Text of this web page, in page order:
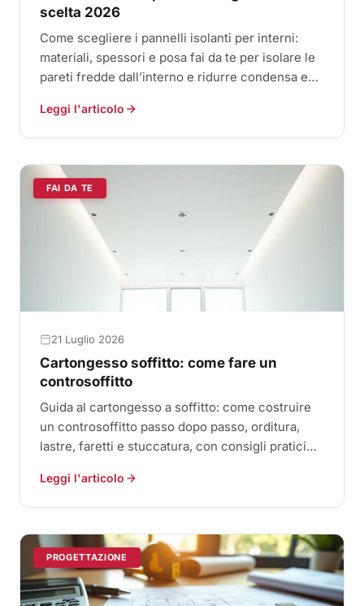
scelta 2026
Come scegliere i pannelli isolanti per interni:
materiali, spessori e posa fai da te per isolare le
pareti fredde dall’interno e ridurre condensa e
Leggi l'articolo
FAI DA TE
21 Luglio 2026
Cartongesso soffitto: come fare un
controsoffitto
Guida al cartongesso a soffitto: come costruire
un controsoffitto passo dopo passo, orditura,
lastre, faretti e stuccatura, con consigli pratici
Leggi l'articolo
PROGETTAZIONE